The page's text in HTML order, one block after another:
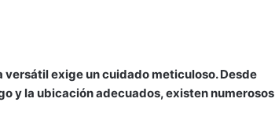
exige un cuidado meticuloso. Desde
y la ubicación adecuados, existen numerosos